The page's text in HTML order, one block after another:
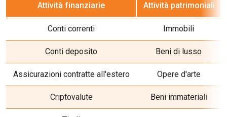
Attività finanziarie
Attività patrimoniali
Conti correnti Immobili
Conti deposito Beni di lusso
Assicurazioni contratte all'estero Opere d'arte
Criptovalute Beni immateriali